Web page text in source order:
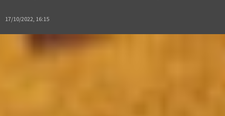
17/10/2022, 16:15